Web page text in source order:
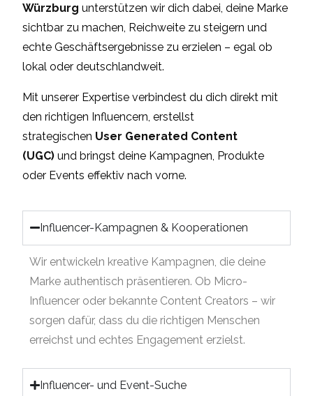
Würzburg unterstützen wir dich dabei, deine Marke
sichtbar zu machen, Reichweite zu steigern und
echte Geschäftsergebnisse zu erzielen – egal ob
lokal oder deutschlandweit.
Mit unserer Expertise verbindest du dich direkt mit
den richtigen Influencern, erstellst
strategischen User Generated Content
(UGC) und bringst deine Kampagnen, Produkte
oder Events effektiv nach vorne.
Influencer-Kampagnen & Kooperationen
Wir entwickeln kreative Kampagnen, die deine
Marke authentisch präsentieren. Ob Micro-
Influencer oder bekannte Content Creators – wir
sorgen dafür, dass du die richtigen Menschen
erreichst und echtes Engagement erzielst.
Influencer- und Event-Suche